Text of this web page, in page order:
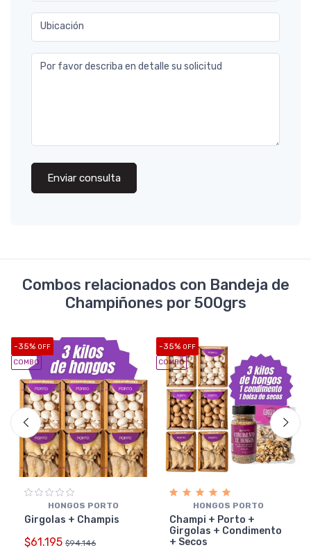
Ubicación
Por favor describa en detalle su solicitud
Enviar consulta
Combos relacionados con Bandeja de
Champiñones por 500grs
-35% OFF
COMBO
HONGOS PORTO
Girgolas + Champis
$61.195 $94.146
-35% OFF
COMBO
HONGOS PORTO
Champi + Porto +
Girgolas + Condimento
+ Secos